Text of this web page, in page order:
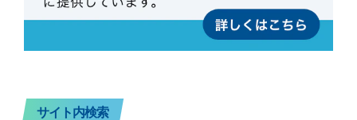
サイト内検索